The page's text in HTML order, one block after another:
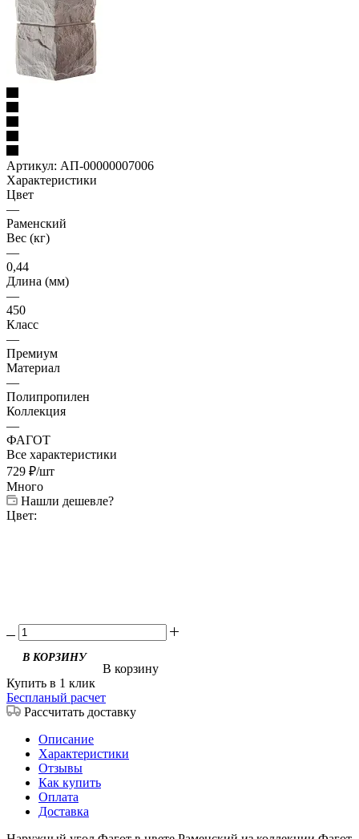
Артикул: АП-00000007006
Характеристики
Цвет
—
Раменский
Вес (кг)
—
0,44
Длина (мм)
—
450
Класс
—
Премиум
Материал
—
Полипропилен
Коллекция
—
ФАГОТ
Все характеристики
729 ₽/шт
Много
Нашли дешевле?
Цвет:
В корзину
Купить в 1 клик
Беспланый расчет
Рассчитать доставку
Описание
Характеристики
Отзывы
Как купить
Оплата
Доставка